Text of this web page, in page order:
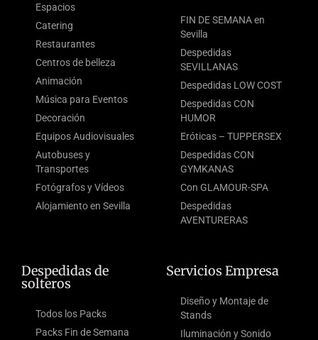
Espacios
Catering
Restaurantes
Centros de belleza
Animación
Música para Eventos
Decoración
Equipos Audiovisuales
Autobuses y
Transportes
Fotógrafos y Vídeos
Alojamiento en Sevilla
FIN DE SEMANA en
Sevilla
Despedidas
SEVILLANAS
Despedidas LOW COST
Despedidas CON
HUMOR
Eróticas – TUPPERSEX
Despedidas CON
GYMKANAS
Con GLAMOUR-SPA
Despedidas
AVENTURERAS
Despedidas de
solteros
Todos los Packs
Packs Fin de Semana
Servicios Empresa
Diseño y Montaje de
Stands
Iluminación y Sonido